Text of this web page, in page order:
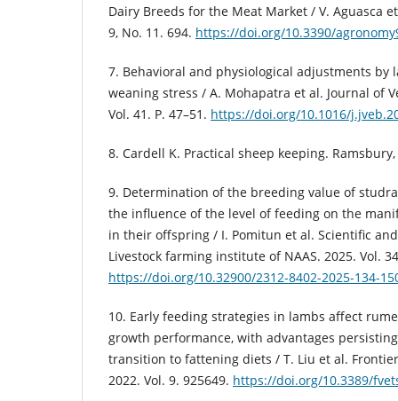
Dairy Breeds for the Meat Market / V. Aguasca
9, No. 11. 694. https://doi.org/10.3390/
7. Behavioral and physiological adjustments by
weaning stress / A. Mohapatra et al. Journal of
Vol. 41. P. 47–51. https://doi.org/10.1016/
8. Cardell K. Practical sheep keeping.
9. Determination of the breeding value of
the influence of the level of feeding on the
in their offspring / I. Pomitun et al. Scientific
Livestock farming institute of NAAS. 2025. Vol.
https://doi.org/10.32900/2312-8402-2025-134-
10. Early feeding strategies in lambs affect
growth performance, with advantages
transition to fattening diets / T. Liu et al.
2022. Vol. 9. 925649. https://doi.org/10.3389/